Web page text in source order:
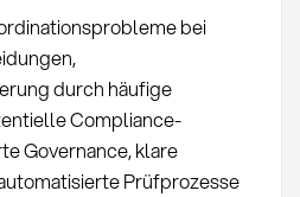
bei
durch häufige
Compliance-
Governance, klare
Prüfprozesse